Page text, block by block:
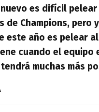
es difícil
de Champions, pero
este año es pelear al
cuando el equipo
muchas más